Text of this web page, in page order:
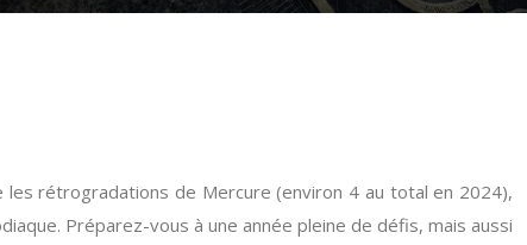
les rétrogradations de Mercure (environ 4 au total en 2024),
Préparez-vous à une année pleine de défis, mais aussi